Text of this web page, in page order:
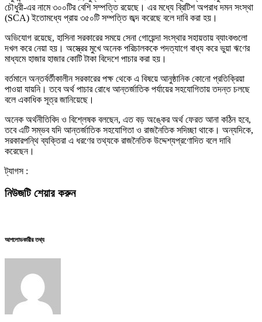
চৌধুরী-এর নামে ৩০০টির বেশি সম্পত্তি রয়েছে। এর মধ্যে ব্রিটিশ অপরাধ দমন সংস্থা
(SCA) ইতোমধ্যে প্রায় ৩৫০টি সম্পত্তি জব্দ করেছে বলে দাবি করা হয়।
অভিযোগ রয়েছে, হাসিনা সরকারের সময়ে সেনা গোয়েন্দা সংস্থার সহায়তায় ব্যাংকগুলো
দখল করে নেয়া হয়। অস্ত্রের মুখে অনেক পরিচালককে পদত্যাগে বাধ্য করে ভুয়া ঋণের
মাধ্যমে হাজার হাজার কোটি টাকা বিদেশে পাচার করা হয়।
বর্তমানে অন্তর্বর্তীকালীন সরকারের পক্ষ থেকে এ বিষয়ে আনুষ্ঠানিক কোনো প্রতিক্রিয়া
পাওয়া যায়নি। তবে অর্থ পাচার রোধে আন্তর্জাতিক পর্যায়ের সহযোগিতায় তদন্ত চলছে
বলে একাধিক সূত্র জানিয়েছে।
অনেক অর্থনীতিবিদ ও বিশ্লেষক বলছেন, এত বড় অঙ্কের অর্থ ফেরত আনা কঠিন হবে,
তবে এটি সম্ভব যদি আন্তর্জাতিক সহযোগিতা ও রাজনৈতিক সদিচ্ছা থাকে। অন্যদিকে,
সরকারপন্থি ব্যক্তিরা এ ধরণের তথ্যকে রাজনৈতিক উদ্দেশ্যপ্রণোদিত বলে দাবি
করেছেন।
ট্যাগস :
নিউজটি শেয়ার করুন
আপলোডকারীর তথ্য